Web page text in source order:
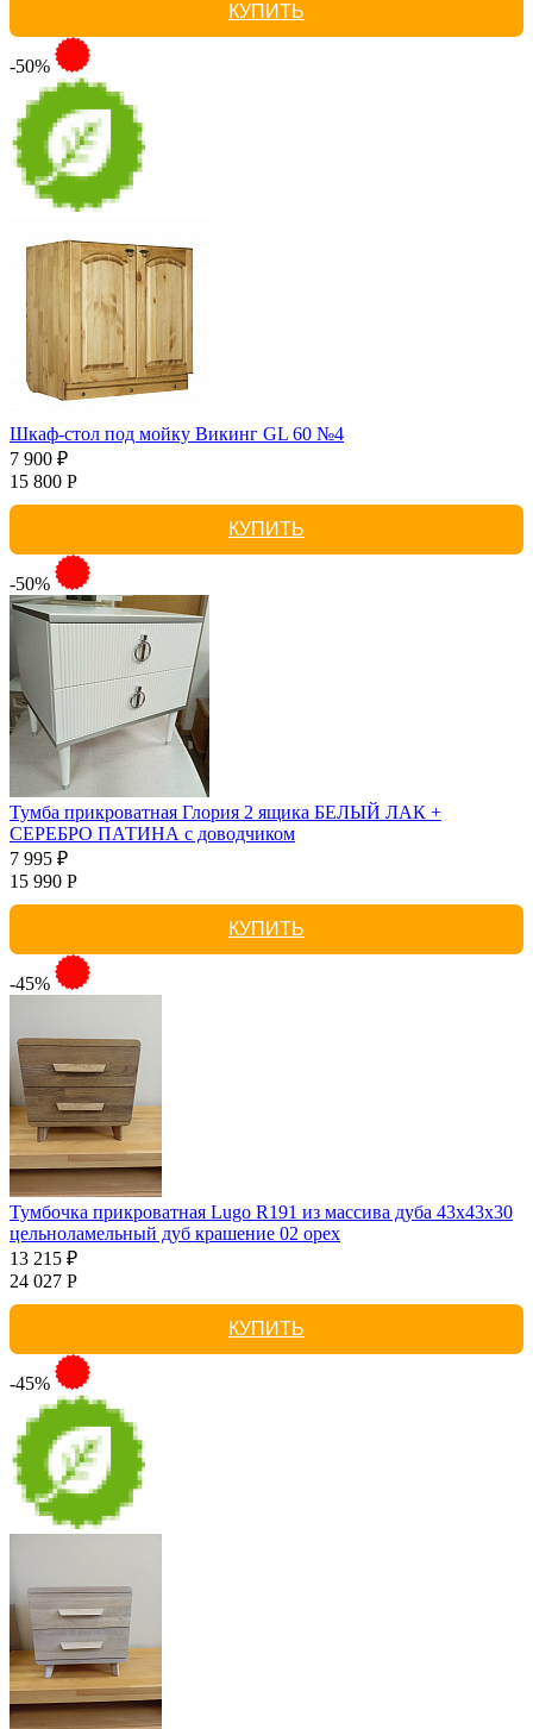
КУПИТЬ
-50%
Шкаф-стол под мойку Викинг GL 60 №4
7 900 ₽
15 800 Р
КУПИТЬ
-50%
Тумба прикроватная Глория 2 ящика БЕЛЫЙ ЛАК +
СЕРЕБРО ПАТИНА с доводчиком
7 995 ₽
15 990 Р
КУПИТЬ
-45%
Тумбочка прикроватная Lugo R191 из массива дуба 43х43х30
цельноламельный дуб крашение 02 орех
13 215 ₽
24 027 Р
КУПИТЬ
-45%